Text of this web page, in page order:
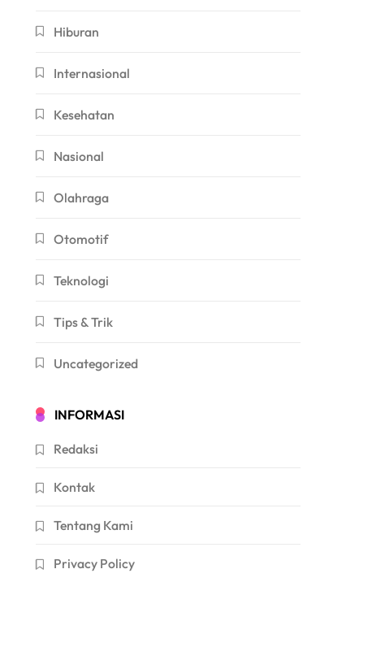
Hiburan
Internasional
Kesehatan
Nasional
Olahraga
Otomotif
Teknologi
Tips & Trik
Uncategorized
INFORMASI
Redaksi
Kontak
Tentang Kami
Privacy Policy